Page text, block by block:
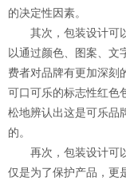
的决定性因素。
其次，包装设计可以
以通过颜色、图案、文
费者对品牌有更加深刻
可口可乐的标志性红色
松地辨认出这是可乐品
的。
再次，包装设计可以
仅是为了保护产品，更